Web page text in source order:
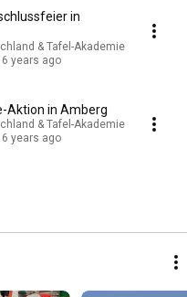
in
& Tafel-Akademie
6 years ago
Aktion in Amberg
& Tafel-Akademie
6 years ago